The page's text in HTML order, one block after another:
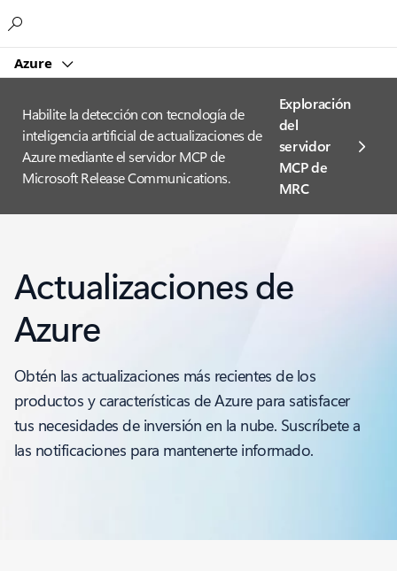
Azure
Habilite la detección con tecnología de
inteligencia artificial de actualizaciones de
Azure mediante el servidor MCP de
Microsoft Release Communications.
Exploración
del
servidor
MCP de
MRC
Actualizaciones de
Azure
Obtén las actualizaciones más recientes de los
productos y características de Azure para satisfacer
tus necesidades de inversión en la nube. Suscríbete a
las notificaciones para mantenerte informado.